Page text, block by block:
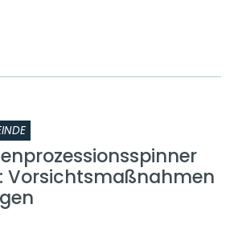
Vorsichtsmaßnahmen